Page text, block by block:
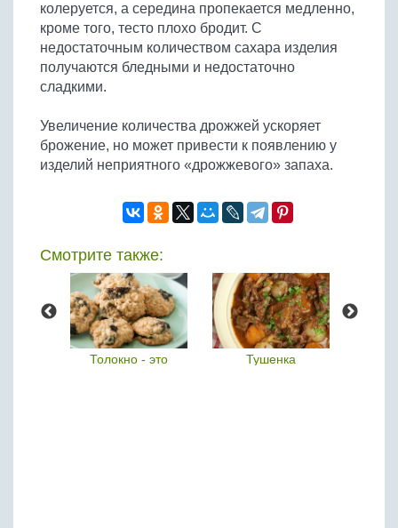
колеруется, а середина пропекается медленно,
кроме того, тесто плохо бродит. С
недостаточным количеством сахара изделия
получаются бледными и недостаточно
сладкими.
Увеличение количества дрожжей ускоряет
брожение, но может привести к появлению у
изделий неприятного «дрожжевого» запаха.
Смотрите также:
Толокно - это Тушенка